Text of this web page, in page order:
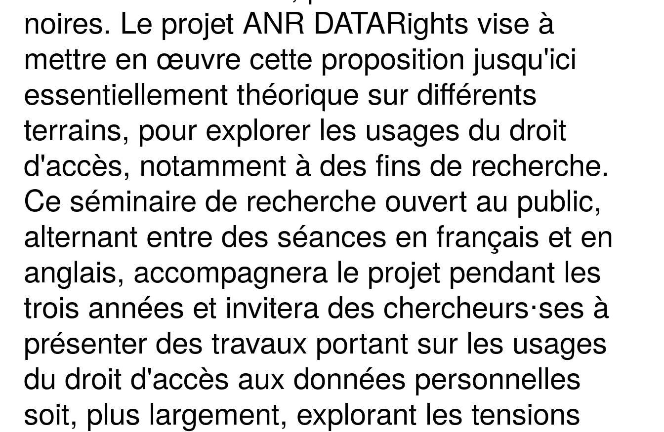
noires. Le projet ANR DATARights vise à
mettre en œuvre cette proposition jusqu'ici
essentiellement théorique sur différents
terrains, pour explorer les usages du droit
d'accès, notamment à des fins de recherche.
Ce séminaire de recherche ouvert au public,
alternant entre des séances en français et en
anglais, accompagnera le projet pendant les
trois années et invitera des chercheurs⋅ses à
présenter des travaux portant sur les usages
du droit d'accès aux données personnelles
soit, plus largement, explorant les tensions